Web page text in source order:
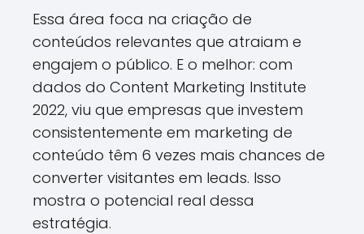
Essa área foca na criação de
conteúdos relevantes que atraiam e
engajem o público. E o melhor: com
dados do Content Marketing Institute
2022, viu que empresas que investem
consistentemente em marketing de
conteúdo têm 6 vezes mais chances de
converter visitantes em leads. Isso
mostra o potencial real dessa
estratégia.